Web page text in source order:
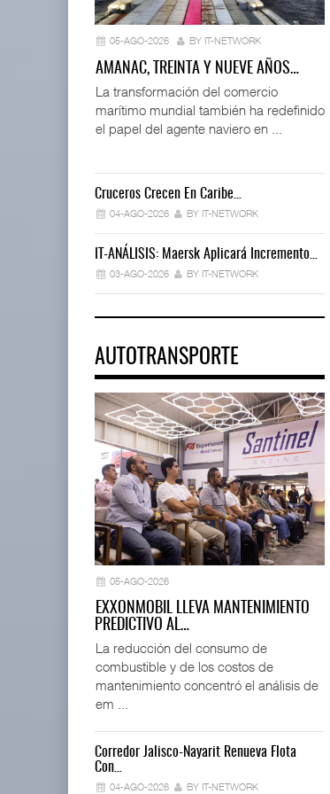
05-AGO-2026 BY IT-NETWORK
AMANAC, TREINTA Y NUEVE AÑOS…
La transformación del comercio
marítimo mundial también ha redefinido
el papel del agente naviero en ...
Cruceros Crecen En Caribe…
04-AGO-2026 BY IT-NETWORK
IT-ANÁLISIS: Maersk Aplicará Incremento…
03-AGO-2026 BY IT-NETWORK
AUTOTRANSPORTE
05-AGO-2026
EXXONMOBIL LLEVA MANTENIMIENTO
PREDICTIVO AL…
La reducción del consumo de
combustible y de los costos de
mantenimiento concentró el análisis de
em ...
Corredor Jalisco-Nayarit Renueva Flota
Con…
04-AGO-2026 BY IT-NETWORK